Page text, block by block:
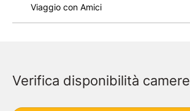
Verifica disponibilità camere
Viaggio con Amici